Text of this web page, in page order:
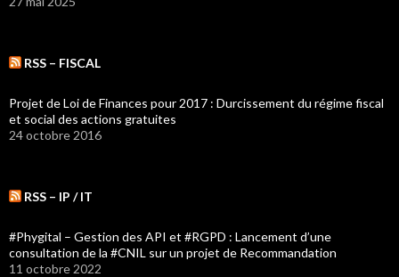
RSS – FISCAL
Projet de Loi de Finances pour 2017 : Durcissement du régime fiscal
et social des actions gratuites
24 octobre 2016
RSS – IP / IT
#Phygital – Gestion des API et #RGPD : Lancement d’une
consultation de la #CNIL sur un projet de Recommandation
11 octobre 2022